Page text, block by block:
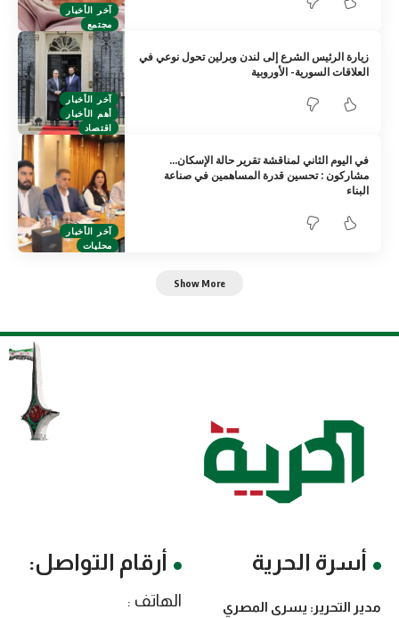
آخر الأخبار
مجتمع
آخر الأخبار
أهم الأخبار
اقتصاد
زيارة الرئيس الشرع إلى لندن وبرلين تحول نوعي في
العلاقات السورية- الأوروبية
آخر الأخبار
محليات
في اليوم الثاني لمناقشة تقرير حالة الإسكان…
مشاركون : تحسين قدرة المساهمين في صناعة
البناء
Show More
أسرة الحرية
مدير التحرير: يسرى المصري
أرقام التواصل:
الهاتف :